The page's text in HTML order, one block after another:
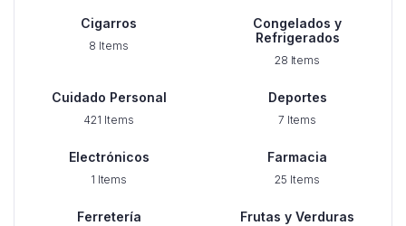
Cigarros
8 Items
Congelados y
Refrigerados
28 Items
Cuidado Personal
421 Items
Deportes
7 Items
Electrónicos
1 Items
Farmacia
25 Items
Ferretería Frutas y Verduras